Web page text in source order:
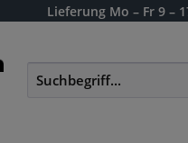
Lieferung Mo – Fr 9 –